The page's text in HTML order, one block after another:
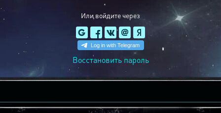
Или войдите через
Восстановить пароль